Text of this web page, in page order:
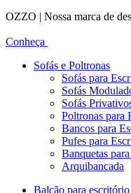
OZZO | Nossa marca de
Conheça
Sofás e Poltronas
Sofás para
Sofás
Sofás
Poltronas para
Bancos para
Pufes para
Banquetas
Arquibancada
Balcão para escritório